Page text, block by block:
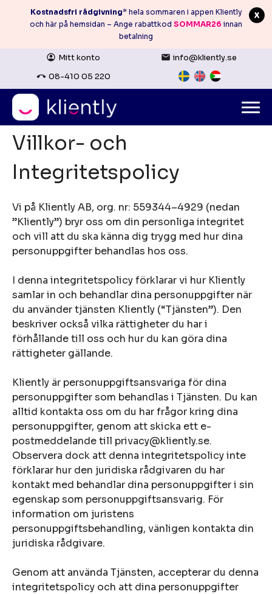
content
Kostnadsfri rådgivning* hela sommaren i appen Kliently
och här på hemsidan – Ange rabattkod SOMMAR26 innan
betalning
Mitt konto
info@kliently.se
08-410 05 220
Villkor- och
Integritetspolicy
Vi på Kliently AB, org. nr: 559344–4929 (nedan
”Kliently”) bryr oss om din personliga integritet
och vill att du ska känna dig trygg med hur dina
personuppgifter behandlas hos oss.
I denna integritetspolicy förklarar vi hur Kliently
samlar in och behandlar dina personuppgifter när
du använder tjänsten Kliently (“Tjänsten”). Den
beskriver också vilka rättigheter du har i
förhållande till oss och hur du kan göra dina
rättigheter gällande.
Kliently är personuppgiftsansvariga för dina
personuppgifter som behandlas i Tjänsten. Du kan
alltid kontakta oss om du har frågor kring dina
personuppgifter, genom att skicka ett e-
postmeddelande till privacy@kliently.se.
Observera dock att denna integritetspolicy inte
förklarar hur den juridiska rådgivaren du har
kontakt med behandlar dina personuppgifter i sin
egenskap som personuppgiftsansvarig. För
information om juristens
personuppgiftsbehandling, vänligen kontakta din
juridiska rådgivare.
Genom att använda Tjänsten, accepterar du denna
integritetspolicy och att dina personuppgifter